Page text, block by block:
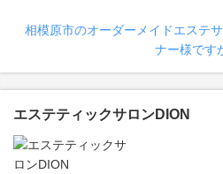
相模原市のオーダーメイドエステ
ナー様です
エステティックサロンDION